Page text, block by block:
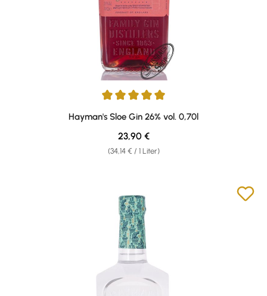
Durchschnittliche Bewertung von 4.96 von 5 Sternen
Hayman's Sloe Gin 26% vol. 0,70l
(34,14 € / 1 Liter)
Regulärer Preis:
23,90 €